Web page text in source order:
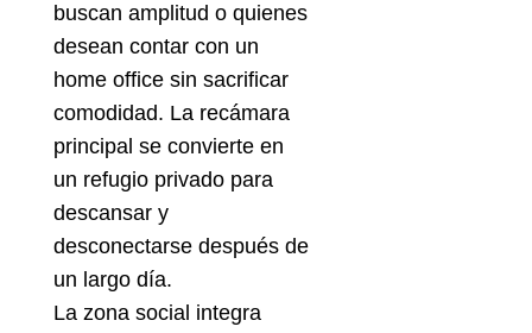
buscan amplitud o quienes
desean contar con un
home office sin sacrificar
comodidad. La recámara
principal se convierte en
un refugio privado para
descansar y
desconectarse después de
un largo día.
La zona social integra